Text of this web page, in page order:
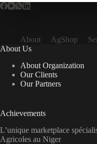
un
About AgShop
About Us
About Organization
Our Clients
Our Partners
Achievements
L’unique marketplace
Agricoles au Niger